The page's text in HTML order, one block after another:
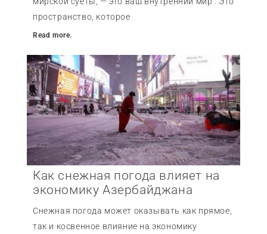
пространство, которое
Read more.
Как снежная погода влияет на
экономику Азербайджана
Снежная погода может оказывать как прямое,
так и косвенное влияние на экономику